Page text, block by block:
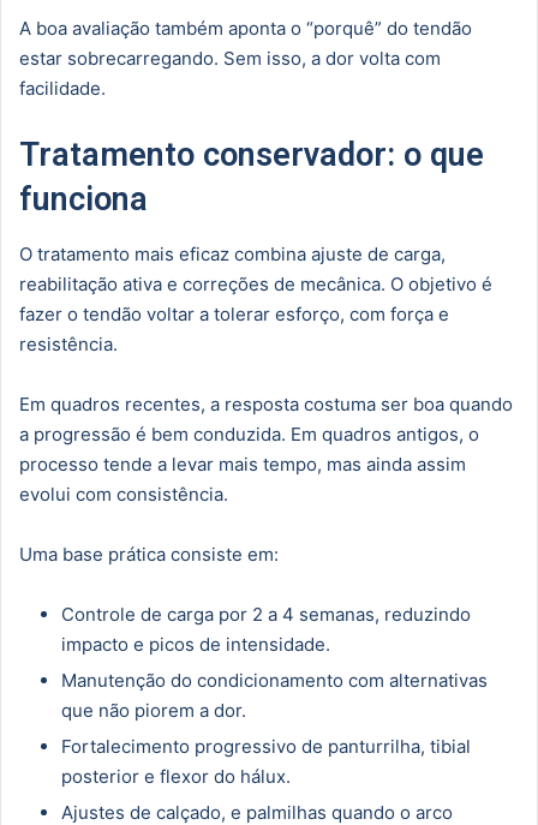
A boa avaliação também aponta o “porquê” do tendão
estar sobrecarregando. Sem isso, a dor volta com
facilidade.
Tratamento conservador: o que
funciona
O tratamento mais eficaz combina ajuste de carga,
reabilitação ativa e correções de mecânica. O objetivo é
fazer o tendão voltar a tolerar esforço, com força e
resistência.
Em quadros recentes, a resposta costuma ser boa quando
a progressão é bem conduzida. Em quadros antigos, o
processo tende a levar mais tempo, mas ainda assim
evolui com consistência.
Uma base prática consiste em:
Controle de carga por 2 a 4 semanas, reduzindo
impacto e picos de intensidade.
Manutenção do condicionamento com alternativas
que não piorem a dor.
Fortalecimento progressivo de panturrilha, tibial
posterior e flexor do hálux.
Ajustes de calçado, e palmilhas quando o arco